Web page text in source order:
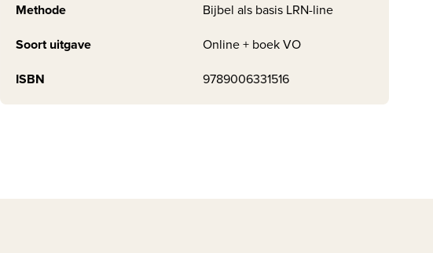
Methode
Bijbel als basis LRN-line
Soort uitgave
Online + boek VO
ISBN
9789006331516